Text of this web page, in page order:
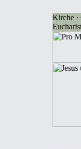
Kirche ·